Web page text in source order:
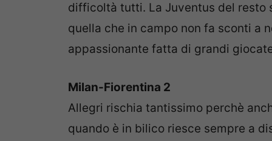
difficoltà tutti. La Juventus del resto
quella che in campo non fa sconti a
appassionante fatta di grandi
Milan-Fiorentina 2
Allegri rischia tantissimo perchè
quando è in bilico riesce sempre a